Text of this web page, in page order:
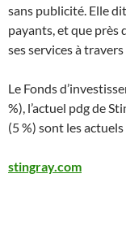
sans publicité. Elle
payants, et que près
ses services à
Le Fonds
%), l’actuel pdg de
(5 %) sont les
stingray.com